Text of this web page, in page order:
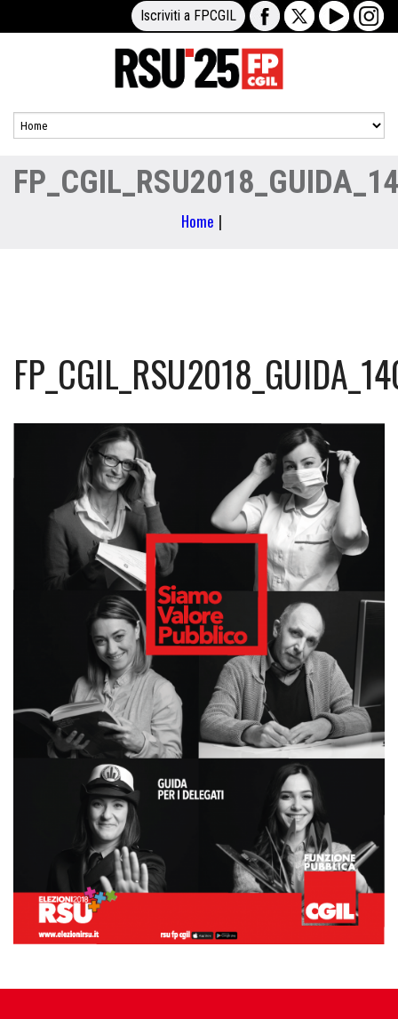
Iscriviti a FPCGIL
Home |